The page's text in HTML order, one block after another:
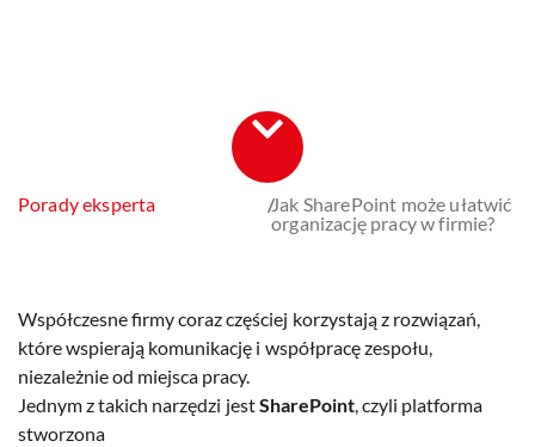
Porady eksperta /Jak SharePoint może ułatwić
organizację pracy w firmie?
Współczesne firmy coraz częściej korzystają z rozwiązań,
które wspierają komunikację i współpracę zespołu,
niezależnie od miejsca pracy.
Jednym z takich narzędzi jestSharePoint, czyli platforma
stworzona